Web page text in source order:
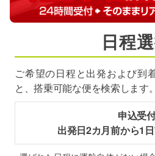
日程
ご希望の日程と出発および到
と、搭乗可能な便を検索します。
申込受
出発日2カ月前から1